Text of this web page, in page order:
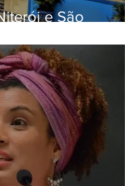
e São
médio; veja